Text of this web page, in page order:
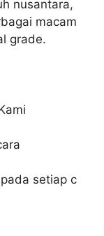
nusantara,
macam
grade.
setiap c